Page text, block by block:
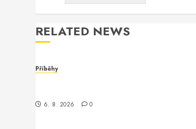
RELATED NEWS
Příběhy
6. 8. 2026 0